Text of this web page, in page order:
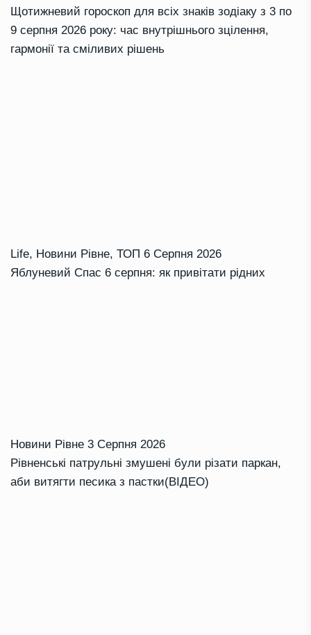
Щотижневий гороскоп для всіх знаків зодіаку з 3 по
9 серпня 2026 року: час внутрішнього зцілення,
гармонії та сміливих рішень
Life, Новини Рівне, ТОП 6 Серпня 2026
Яблуневий Спас 6 серпня: як привітати рідних
Новини Рівне 3 Серпня 2026
Рівненські патрульні змушені були різати паркан,
аби витягти песика з пастки(ВІДЕО)